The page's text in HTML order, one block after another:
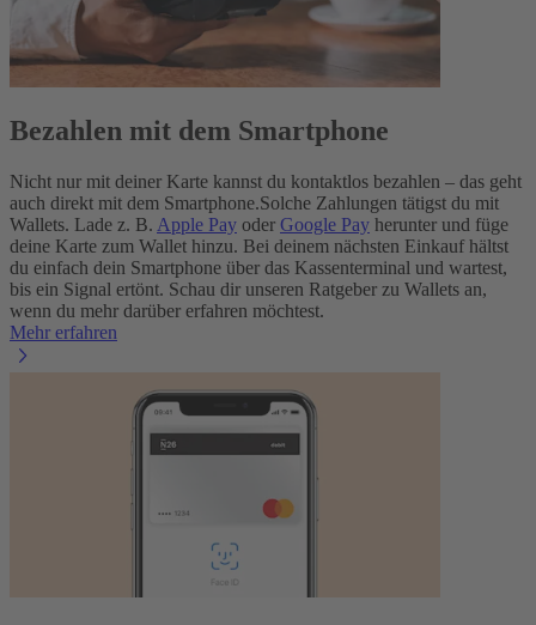
Bezahlen mit dem Smartphone
Nicht nur mit deiner Karte kannst du kontaktlos bezahlen – das geht
auch direkt mit dem Smartphone.Solche Zahlungen tätigst du mit
Wallets. Lade z. B. Apple Pay oder Google Pay herunter und füge
deine Karte zum Wallet hinzu. Bei deinem nächsten Einkauf hältst
du einfach dein Smartphone über das Kassenterminal und wartest,
bis ein Signal ertönt. Schau dir unseren Ratgeber zu Wallets an,
wenn du mehr darüber erfahren möchtest.
Mehr erfahren